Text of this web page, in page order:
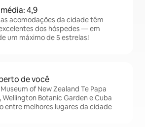
4,9
acomodações da cidade têm
dos hóspedes — em
um máximo de 5 estrelas!
de você
of New Zealand Te Papa
Wellington Botanic Garden e Cuba
entre melhores lugares da cidade